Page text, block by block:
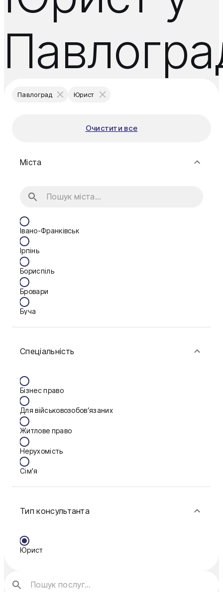
Павлоград Юрист
Очистити все
Міста
Івано-Франківськ
Ірпінь
Бориспіль
Бровари
Буча
Васильків
Дніпро
Запоріжжя
Калуш
Кам'янське
Ковель
Краматорськ
Кривий Ріг
Спеціальність
Бізнес право
Для військовозобов’язаних
Житлове право
Нерухомість
Сім'я
Тип консультанта
Юрист